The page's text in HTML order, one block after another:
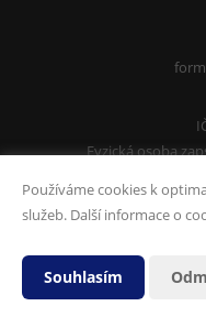
Fyzická osoba
Vytvořeno v
Používáme cookies k
služeb. Další informace o
Souhlasím